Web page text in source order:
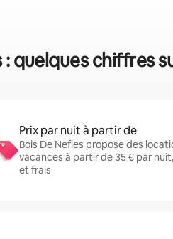
: quelques chiffres
Prix par nuit à partir de
Bois De Nefles propose des
vacances à partir de 35 € par
et frais